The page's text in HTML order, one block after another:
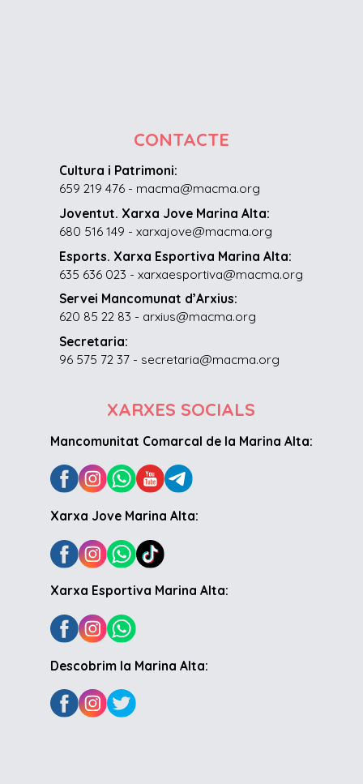
CONTACTE
Cultura i Patrimoni:
659 219 476 - macma@macma.org
Joventut. Xarxa Jove Marina Alta:
680 516 149 - xarxajove@macma.org
Esports. Xarxa Esportiva Marina Alta:
635 636 023 - xarxaesportiva@macma.org
Servei Mancomunat d’Arxius:
620 85 22 83 - arxius@macma.org
Secretaria:
96 575 72 37 - secretaria@macma.org
XARXES SOCIALS
Mancomunitat Comarcal de la Marina Alta:
Xarxa Jove Marina Alta:
Xarxa Esportiva Marina Alta:
Descobrim la Marina Alta: